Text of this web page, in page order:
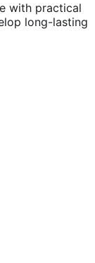
with practical
long-lasting